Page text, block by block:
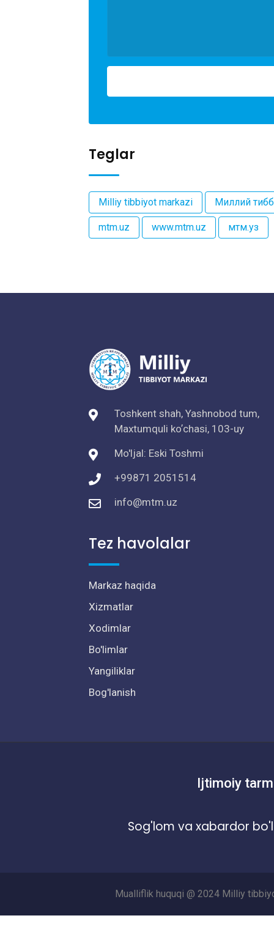
Teglar
Milliy tibbiyot markazi Миллий
mtm.uz www.mtm.uz мтм.уз
Toshkent shah, Yashnobod tum,
Maxtumquli koʼchasi, 103-uy
Mo'ljal: Eski Toshmi
+99871 2051514
info@mtm.uz
Tez havolalar
Markaz haqida
Xizmatlar
Xodimlar
Bo'limlar
Yangiliklar
Bog'lanish
Ijtimoiy
Sog'lom va xabardor
Mualliflik huquqi @ 2024 Milliy